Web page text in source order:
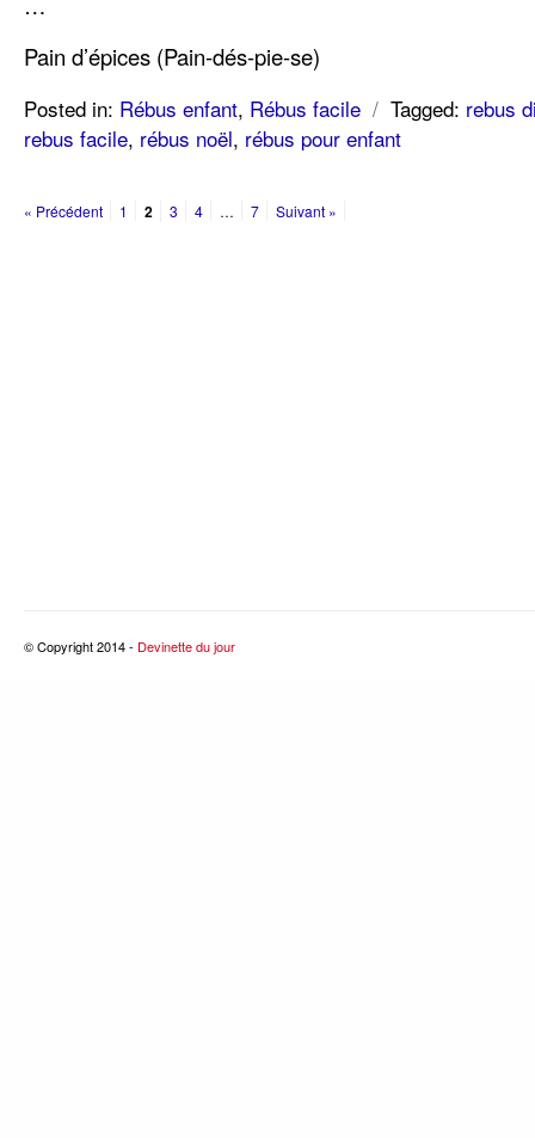
Pain d’épices (Pain-dés-pie-se)
Posted in: Rébus enfant, Rébus facile / Tagged: rebus
rebus facile, rébus noël, rébus pour enfant
« Précédent 1 2 3 4 … 7 Suivant »
© Copyright 2014 - Devinette du jour